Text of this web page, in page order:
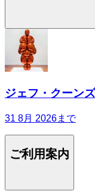
ジェフ・クーン
31 8月 2026まで
ご利用案内